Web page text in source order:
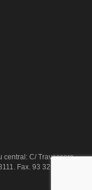
central: C/ Travessera
Fax. 93 329 84 16